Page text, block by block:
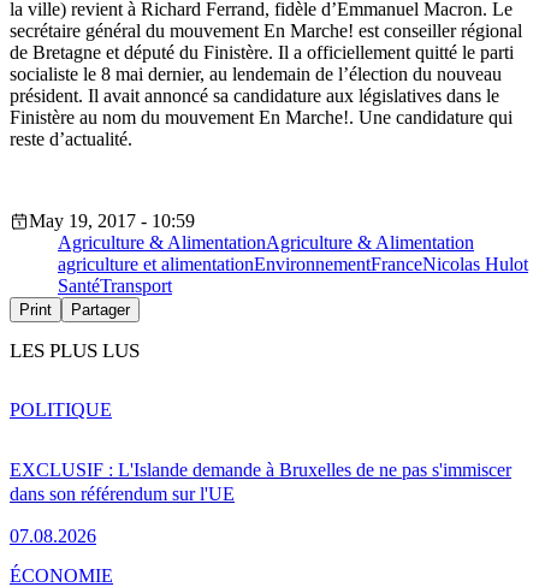
la ville) revient à Richard Ferrand, fidèle d’Emmanuel Macron. Le
secrétaire général du mouvement En Marche! est conseiller régional
de Bretagne et député du Finistère. Il a officiellement quitté le parti
socialiste le 8 mai dernier, au lendemain de l’élection du nouveau
président. Il avait annoncé sa candidature aux législatives dans le
Finistère au nom du mouvement En Marche!. Une candidature qui
reste d’actualité.
May 19, 2017 - 10:59
Agriculture & AlimentationAgriculture & Alimentation
agriculture et alimentationEnvironnementFranceNicolas Hulot
SantéTransport
Print Partager
LES PLUS LUS
EXCLUSIF : L'Islande demande à Bruxelles de ne pas s'immiscer
dans son référendum sur l'UE
07.08.2026
POLITIQUE
ÉCONOMIE